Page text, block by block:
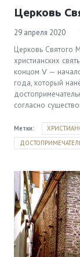
Церковь
29 апреля 2020
Церковь Святого
христианских
концом Ⅴ —
года, который
согласно
Метки: